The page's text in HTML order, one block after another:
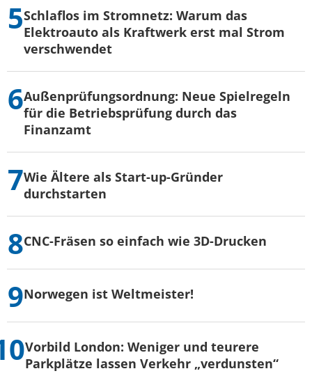
Schlaflos im Stromnetz: Warum das
Elektroauto als Kraftwerk erst mal Strom
verschwendet
Außenprüfungsordnung: Neue Spielregeln
für die Betriebsprüfung durch das
Finanzamt
Wie Ältere als Start-up-Gründer
durchstarten
CNC-Fräsen so einfach wie 3D-Drucken
Norwegen ist Weltmeister!
Vorbild London: Weniger und teurere
Parkplätze lassen Verkehr „verdunsten“